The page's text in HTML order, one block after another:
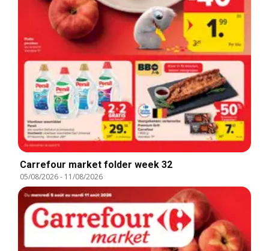
Carrefour market folder week 32
05/08/2026- 11/08/2026